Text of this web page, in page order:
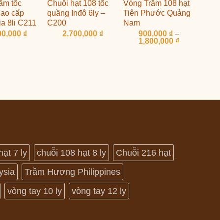
tốc
cấp
8li C211
₫
Chuỗi hạt 108 tốc
quầng Inđô 6ly –
C200
2,700,000 ₫
Vòng Trầm 108 hạt
Tiên Phước Quảng
Nam
900,000 ₫ –
1,800,000 ₫Khoảng
7 ly chuỗi 108 hạt 8 ly
Chuỗi 216 hạt
Trầm Hương Philippines
vòng tay 10 ly
vòng tay 12 ly